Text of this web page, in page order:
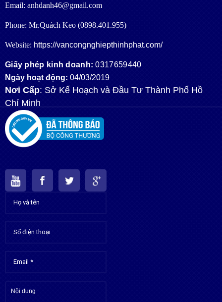
Email: anhdanh46@gmail.com
Phone: Mr.Quách Keo (0898.401.955)
Website: https://vancongnghiepthinhphat.com/
Giấy phép kinh doanh: 0317659440
Ngày hoạt động: 04/03/2019
Nơi Cấp: Sở Kế Hoạch và Đầu Tư Thành Phố Hồ
Chí Minh